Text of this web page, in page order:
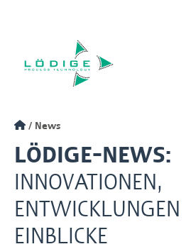
News
LÖDIGE-NEWS:
INNOVATIONEN,
EINBLICKE